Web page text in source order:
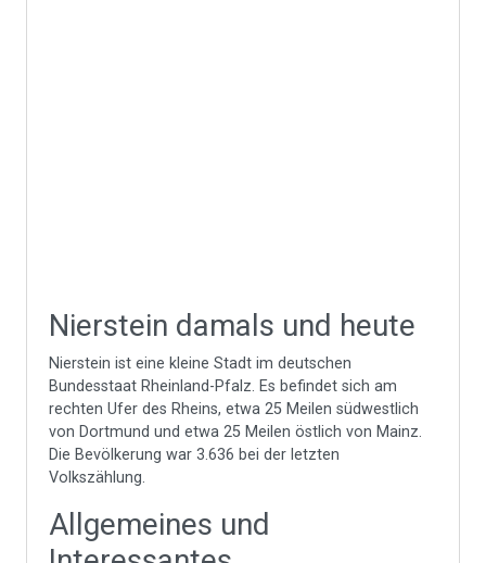
Nierstein damals und heute
Nierstein ist eine kleine Stadt im deutschen
Bundesstaat Rheinland-Pfalz. Es befindet sich am
rechten Ufer des Rheins, etwa 25 Meilen südwestlich
von Dortmund und etwa 25 Meilen östlich von Mainz.
Die Bevölkerung war 3.636 bei der letzten
Volkszählung.
Allgemeines und